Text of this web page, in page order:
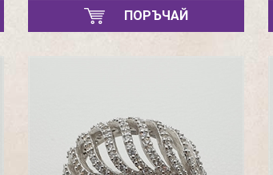
ПОРЪЧАЙ